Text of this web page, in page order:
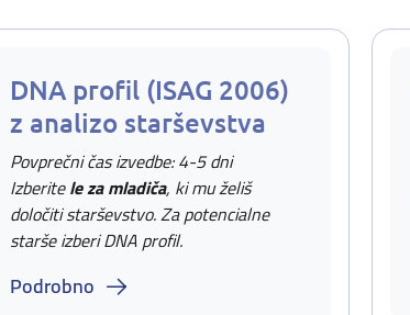
DNA profil (ISAG 2006)
z analizo starševstva
Povprečni čas izvedbe: 4-5 dni
Izberitele za mladiča, ki mu želiš
določiti starševstvo. Za potencialne
starše izberi DNA profil.
Podrobno